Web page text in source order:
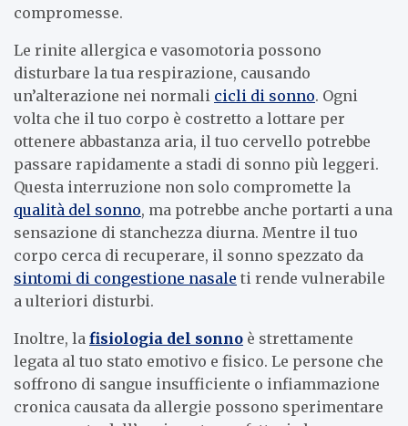
compromesse.
Le rinite allergica e vasomotoria possono
disturbare la tua respirazione, causando
un’alterazione nei normali cicli di sonno. Ogni
volta che il tuo corpo è costretto a lottare per
ottenere abbastanza aria, il tuo cervello potrebbe
passare rapidamente a stadi di sonno più leggeri.
Questa interruzione non solo compromette la
qualità del sonno, ma potrebbe anche portarti a una
sensazione di stanchezza diurna. Mentre il tuo
corpo cerca di recuperare, il sonno spezzato da
sintomi di congestione nasale ti rende vulnerabile
a ulteriori disturbi.
Inoltre, la fisiologia del sonno è strettamente
legata al tuo stato emotivo e fisico. Le persone che
soffrono di sangue insufficiente o infiammazione
cronica causata da allergie possono sperimentare